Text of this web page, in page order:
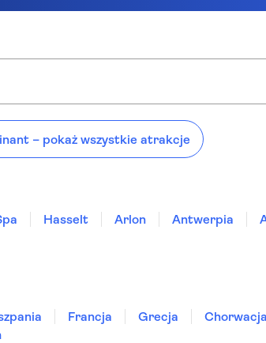
– pokaż wszystkie atrakcje
Hasselt Arlon Antwerpia
Francja Grecja Chorwacja